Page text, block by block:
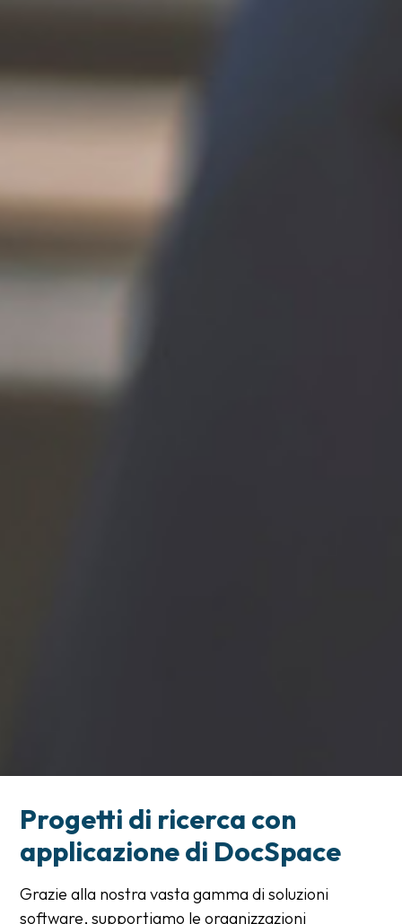
Progetti di ricerca con
applicazione di DocSpace
Grazie alla nostra vasta gamma di soluzioni
software, supportiamo le organizzazioni